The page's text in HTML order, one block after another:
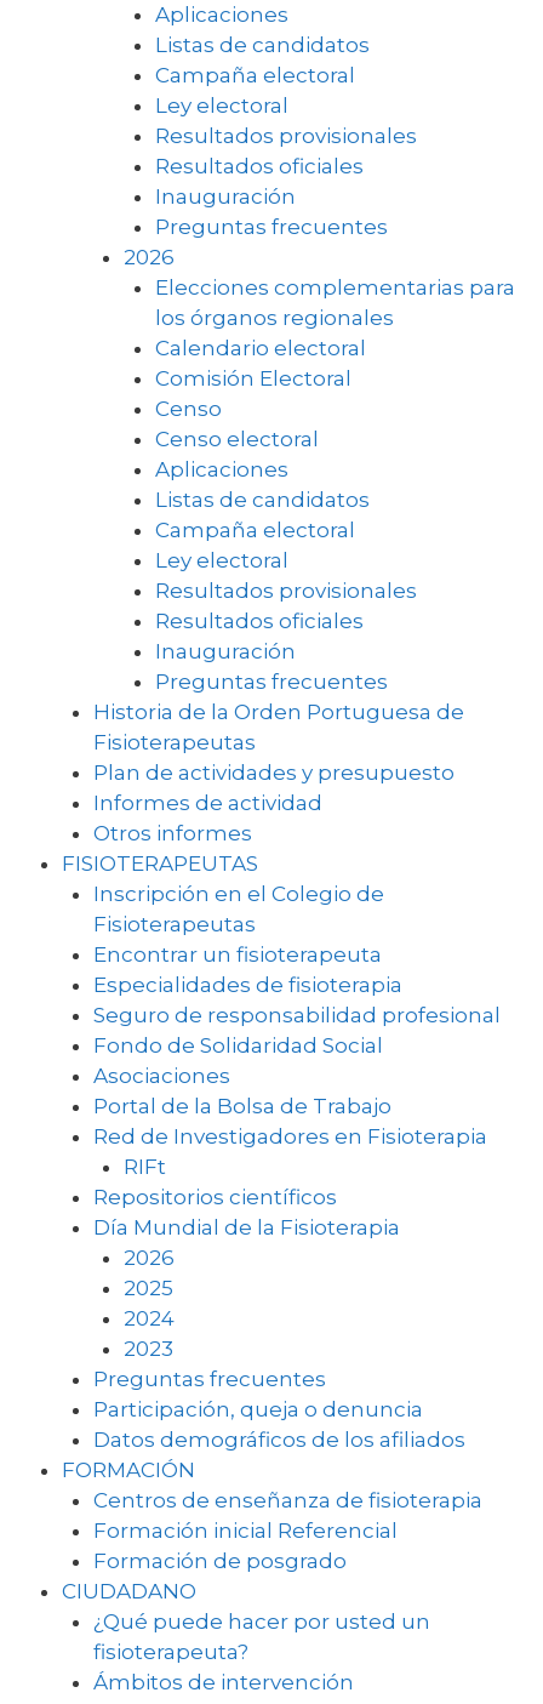
Aplicaciones
Listas de candidatos
Campaña electoral
Ley electoral
Resultados provisionales
Resultados oficiales
Inauguración
Preguntas frecuentes
2026
Elecciones complementarias para
los órganos regionales
Calendario electoral
Comisión Electoral
Censo
Censo electoral
Aplicaciones
Listas de candidatos
Campaña electoral
Ley electoral
Resultados provisionales
Resultados oficiales
Inauguración
Preguntas frecuentes
Historia de la Orden Portuguesa de
Fisioterapeutas
Plan de actividades y presupuesto
Informes de actividad
Otros informes
FISIOTERAPEUTAS
Inscripción en el Colegio de
Fisioterapeutas
Encontrar un fisioterapeuta
Especialidades de fisioterapia
Seguro de responsabilidad profesional
Fondo de Solidaridad Social
Asociaciones
Portal de la Bolsa de Trabajo
Red de Investigadores en Fisioterapia
RIFt
Repositorios científicos
Día Mundial de la Fisioterapia
2026
2025
2024
2023
Preguntas frecuentes
Participación, queja o denuncia
Datos demográficos de los afiliados
FORMACIÓN
Centros de enseñanza de fisioterapia
Formación inicial Referencial
Formación de posgrado
CIUDADANO
¿Qué puede hacer por usted un
fisioterapeuta?
Ámbitos de intervención